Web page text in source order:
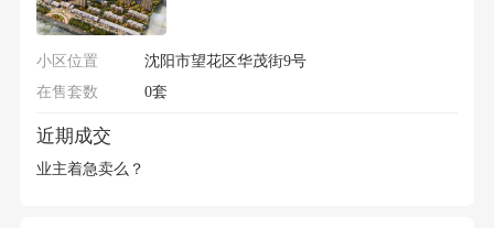
小区位置
沈阳市望花区华茂街9号
在售套数
0套
近期成交
业主着急卖么？